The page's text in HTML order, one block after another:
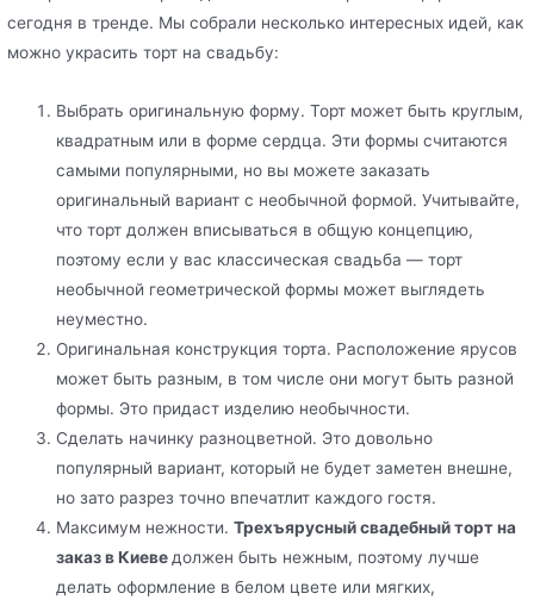
сегодня в тренде. Мы собрали несколько интересных идей, как
можно украсить торт на свадьбу:
Выбрать оригинальную форму. Торт может быть круглым,
квадратным или в форме сердца. Эти формы считаются
самыми популярными, но вы можете заказать
оригинальный вариант с необычной формой. Учитывайте,
что торт должен вписываться в общую концепцию,
поэтому если у вас классическая свадьба — торт
необычной геометрической формы может выглядеть
неуместно.
Оригинальная конструкция торта. Расположение ярусов
может быть разным, в том числе они могут быть разной
формы. Это придаст изделию необычности.
Сделать начинку разноцветной. Это довольно
популярный вариант, который не будет заметен внешне,
но зато разрез точно впечатлит каждого гостя.
Максимум нежности.Трехъярусный свадебный торт на
заказ в Киеведолжен быть нежным, поэтому лучше
делать оформление в белом цвете или мягких,